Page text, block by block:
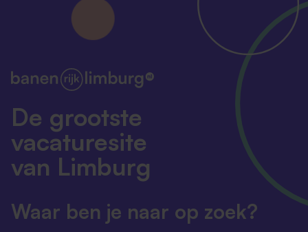
De grootste
vacaturesite
van Limburg
Waar ben je naar op zoek?